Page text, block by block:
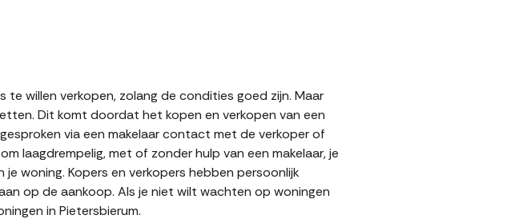
willen verkopen, zolang de condities goed zijn. Maar
Dit komt doordat het kopen en verkopen van een
via een makelaar contact met de verkoper of
laagdrempelig, met of zonder hulp van een makelaar, je
woning. Kopers en verkopers hebben persoonlijk
op de aankoop. Als je niet wilt wachten op woningen
in Pietersbierum.